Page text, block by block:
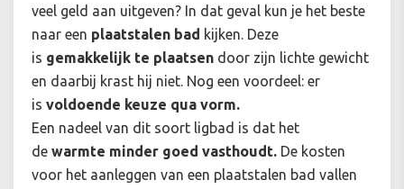
veel geld aan uitgeven? In dat geval kun je het beste
naar een plaatstalen bad kijken. Deze
is gemakkelijk te plaatsen door zijn lichte gewicht
en daarbij krast hij niet. Nog een voordeel: er
is voldoende keuze qua vorm.
Een nadeel van dit soort ligbad is dat het
de warmte minder goed vasthoudt. De kosten
voor het aanleggen van een plaatstalen bad vallen